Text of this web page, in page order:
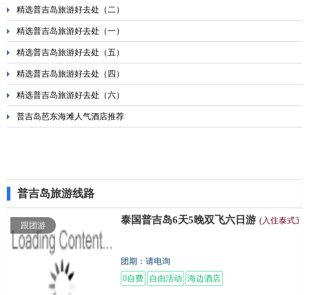
精选普吉岛旅游好去处（二）
精选普吉岛旅游好去处（一）
精选普吉岛旅游好去处（五）
精选普吉岛旅游好去处（四）
精选普吉岛旅游好去处（六）
普吉岛芭东海滩人气酒店推荐
普吉岛旅游线路
跟团游 泰国普吉岛6天5晚双飞六日游 (入住泰式五
团期：请电询
0自费
自由活动 海边酒店